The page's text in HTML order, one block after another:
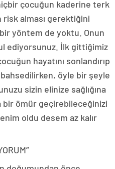
çocuğun kaderine terk
alması gerektiğini
yöntem de yoktu. Onun
ediyorsunuz. İlk gittiğimiz
hayatını sonlandırıp
öyle bir şeyle
sizin elinize sağlığına
ömür geçirebileceğinizi
oldu desem az kalır